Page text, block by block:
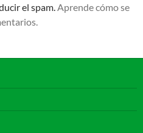
el spam. Aprende cómo se